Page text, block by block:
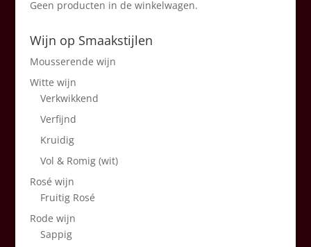
Geen producten in de winkelwagen.
Wijn op Smaakstijlen
Mousserende wijn
Witte wijn
Verkwikkend
Verfijnd
Kruidig
Vol & Romig (wit)
Rosé wijn
Fruitig Rosé
Rode wijn
Sappig